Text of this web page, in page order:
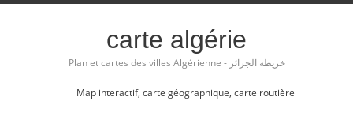
carte algérie
Plan et cartes des villes Algérienne - خريطة الجزائر
Map interactif, carte géographique, carte routière